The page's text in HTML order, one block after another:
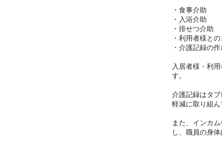
・食事介助
・入浴介助
・排せつ介助
・利用者様と
・介護記録の
入居者様・利
す。
介護記録はタ
軽減に取り組
また、インカ
し、職員の身